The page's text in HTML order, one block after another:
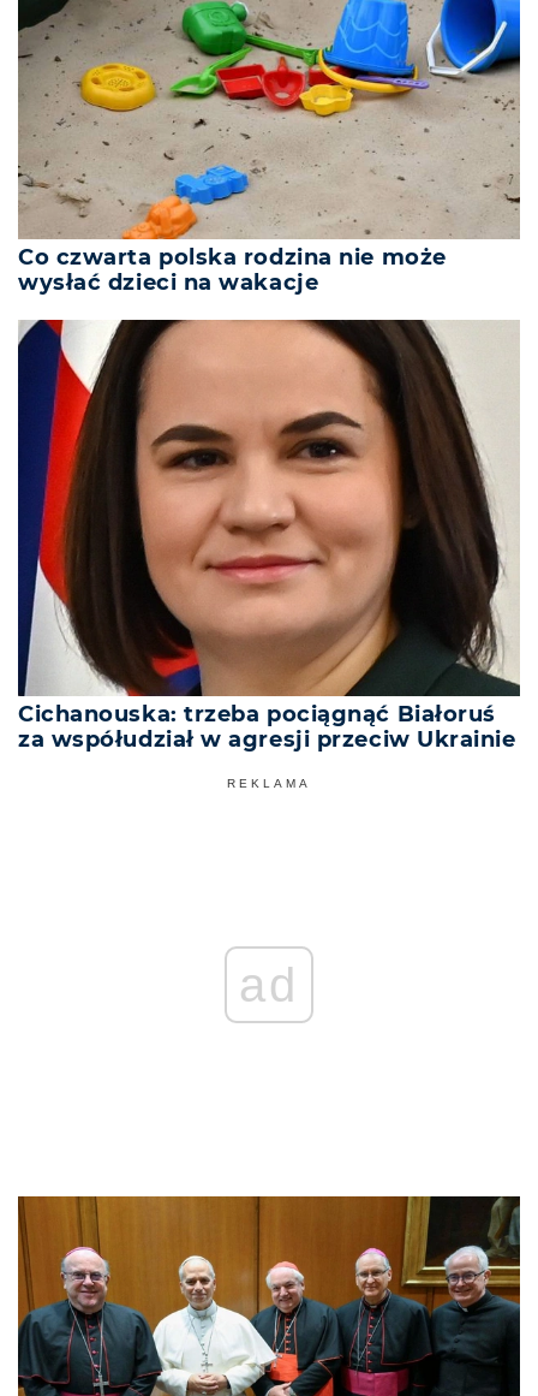
Co czwarta polska rodzina nie może
wysłać dzieci na wakacje
Cichanouska: trzeba pociągnąć Białoruś
za współudział w agresji przeciw Ukrainie
REKLAMA
ad